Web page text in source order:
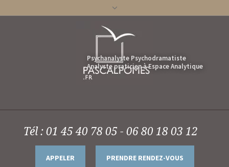
Tél : 01 45 40 78 05 - 06 80 18 03 12
APPELER PRENDRE RENDEZ-VOUS